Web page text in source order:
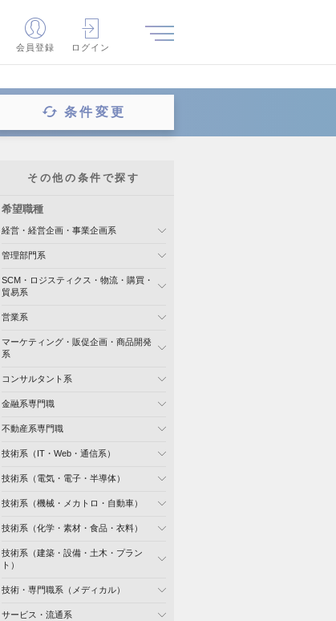
会員登録 ログイン
条件変更
その他の条件で探す
希望職種
経営・経営企画・事業企画系
管理部門系
SCM・ロジスティクス・物流・購買・
貿易系
営業系
マーケティング・販促企画・商品開発
系
コンサルタント系
金融系専門職
不動産系専門職
技術系（IT・Web・通信系）
技術系（電気・電子・半導体）
技術系（機械・メカトロ・自動車）
技術系（化学・素材・食品・衣料）
技術系（建築・設備・土木・プラン
ト）
技術・専門職系（メディカル）
サービス・流通系